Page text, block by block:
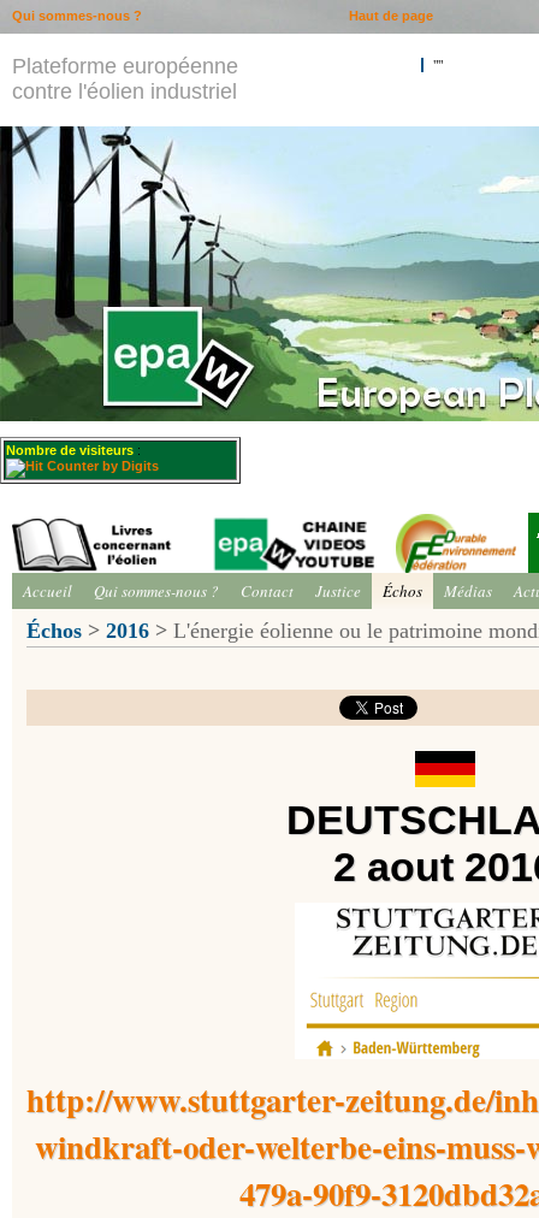
Plateforme européenne
contre l'éolien industriel
""
Nombre de visiteurs :
Accueil Qui sommes-nous ? Contact Justice Échos Médias
Échos > 2016 > L'énergie éolienne ou le patrimoine
2 aout
http://www.stuttgarter-zeitung.de/
windkraft-oder-welterbe-eins-muss-
479a-90f9-
Haut de page
Qui sommes-nous ?